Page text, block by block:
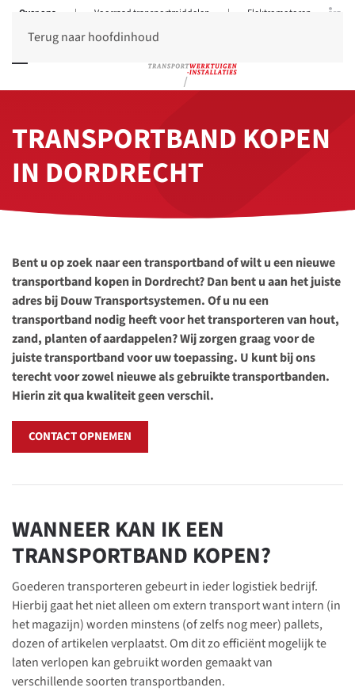
Terug naar hoofdinhoud
Over ons | Voorraad transportmiddelen | Elektromotoren
TRANSPORT­BAND KOPEN
IN DORDRECHT
Bent u op zoek naar een transportband of wilt u een nieuwe
transportband kopen in Dordrecht? Dan bent u aan het juiste
adres bij Douw Transportsystemen. Of u nu een
transportband nodig heeft voor het transporteren van hout,
zand, planten of aardappelen? Wij zorgen graag voor de
juiste transportband voor uw toepassing. U kunt bij ons
terecht voor zowel nieuwe als gebruikte transportbanden.
Hierin zit qua kwaliteit geen verschil.
CONTACT OPNEMEN
WANNEER KAN IK EEN
TRANSPORTBAND KOPEN?
Goederen transporteren gebeurt in ieder logistiek bedrijf.
Hierbij gaat het niet alleen om extern transport want intern (in
het magazijn) worden minstens (of zelfs nog meer) pallets,
dozen of artikelen verplaatst. Om dit zo efficiënt mogelijk te
laten verlopen kan gebruikt worden gemaakt van
verschillende soorten transportbanden.